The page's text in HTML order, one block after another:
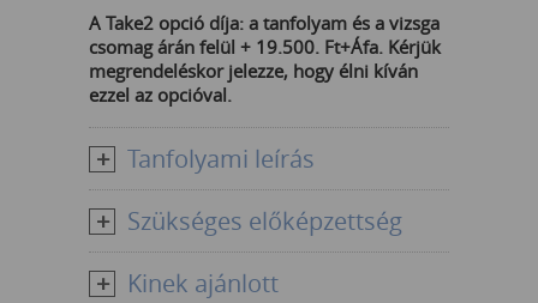
A Take2 opció díja: a tanfolyam és a vizsga
csomag árán felül + 19.500. Ft+Áfa. Kérjük
megrendeléskor jelezze, hogy élni kíván
ezzel az opcióval.
Tanfolyami leírás
Szükséges előképzettség
Kinek ajánlott